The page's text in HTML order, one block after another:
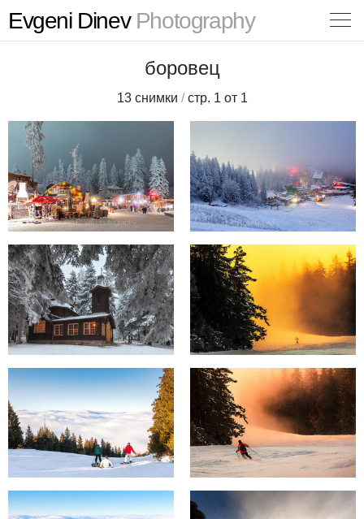
Evgeni DinevPhotography
боровец
13 снимки /стр. 1 от 1